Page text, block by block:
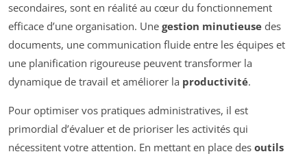
secondaires, sont en réalité au cœur du fonctionnement
efficace d’une organisation. Une gestion minutieuse des
documents, une communication fluide entre les équipes et
une planification rigoureuse peuvent transformer la
dynamique de travail et améliorer la productivité.
Pour optimiser vos pratiques administratives, il est
primordial d’évaluer et de prioriser les activités qui
nécessitent votre attention. En mettant en place des outils